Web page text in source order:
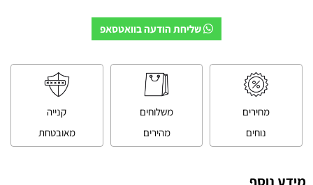
שליחת הודעה בוואטסאפ
מחירים
נוחים
משלוחים
מהירים
קנייה
מאובטחת